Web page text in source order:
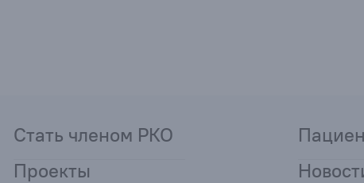
Стать членом РКО
Проекты